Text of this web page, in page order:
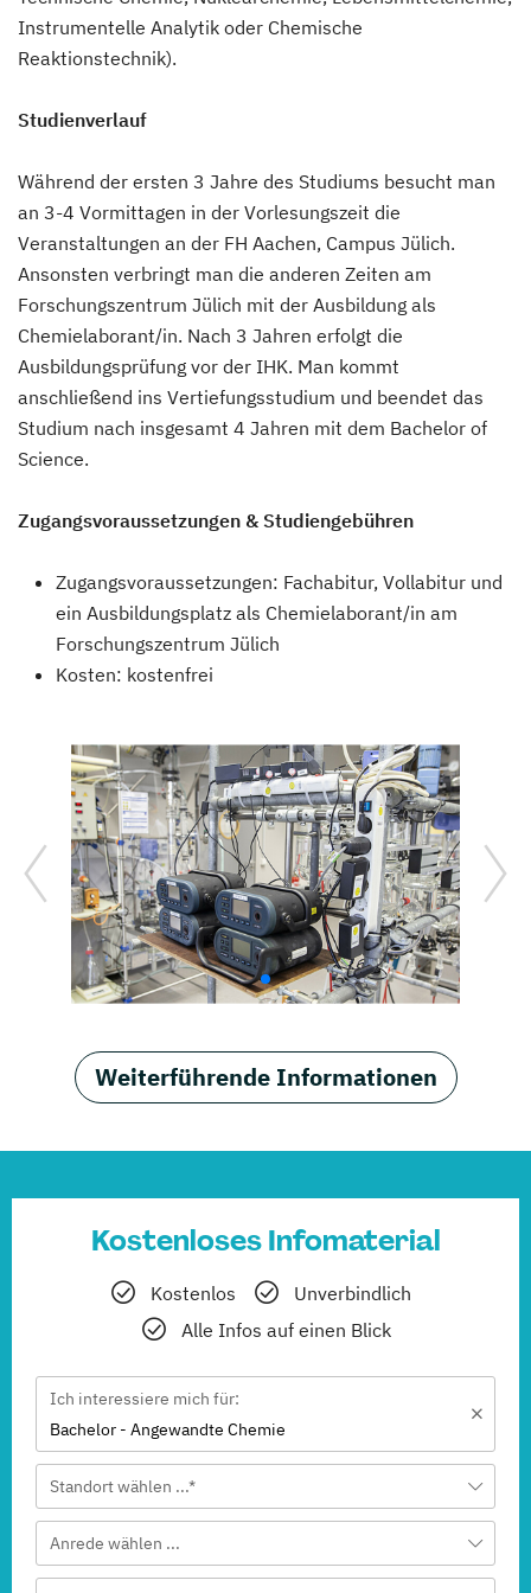
Instrumentelle Analytik oder Chemische
Reaktionstechnik).
Studienverlauf
Während der ersten 3 Jahre des Studiums besucht man
an 3-4 Vormittagen in der Vorlesungszeit die
Veranstaltungen an der FH Aachen, Campus Jülich.
Ansonsten verbringt man die anderen Zeiten am
Forschungszentrum Jülich mit der Ausbildung als
Chemielaborant/in. Nach 3 Jahren erfolgt die
Ausbildungsprüfung vor der IHK. Man kommt
anschließend ins Vertiefungsstudium und beendet das
Studium nach insgesamt 4 Jahren mit dem Bachelor of
Science.
Zugangsvoraussetzungen & Studiengebühren
Zugangsvoraussetzungen: Fachabitur, Vollabitur und
ein Ausbildungsplatz als Chemielaborant/in am
Forschungszentrum Jülich
Kosten: kostenfrei
Weiterführende Informationen
Kostenloses Infomaterial
Kostenlos
Unverbindlich
Alle Infos auf einen Blick
Ich interessiere mich für:
Bachelor - Angewandte Chemie
Standort wählen ...*
Anrede wählen ...